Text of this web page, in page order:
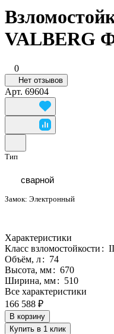
VALBERG
0
Нет отзывов
Арт. 69604
Тип
сварной
Замок: Электронный
Характеристики
Класс взломостойкости :
Объём, л: 74
Высота, мм: 670
Ширина, мм: 510
Все характеристики
166 588 ₽
В корзину
Купить в 1 клик